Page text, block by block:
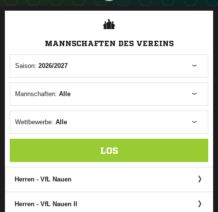
ANZEIGE
MANNSCHAFTEN DES VEREINS
Saison: 2026/2027
Mannschaften: Alle
Wettbewerbe: Alle
LOS
Herren - VfL Nauen
Herren - VfL Nauen II